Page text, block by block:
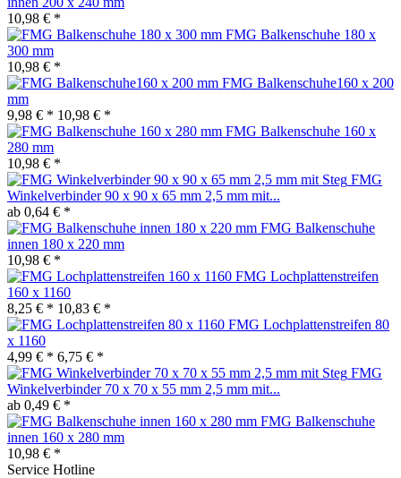
10,98 € *
FMG Balkenschuhe 180 x
300 mm
10,98 € *
FMG Balkenschuhe160 x 200
mm
9,98 € * 10,98 € *
FMG Balkenschuhe 160 x
280 mm
10,98 € *
FMG
Winkelverbinder 90 x 90 x 65 mm 2,5 mm mit...
ab 0,64 € *
FMG Balkenschuhe
innen 180 x 220 mm
10,98 € *
FMG Lochplattenstreifen
160 x 1160
8,25 € * 10,83 € *
FMG Lochplattenstreifen 80
x 1160
4,99 € * 6,75 € *
FMG
Winkelverbinder 70 x 70 x 55 mm 2,5 mm mit...
ab 0,49 € *
FMG Balkenschuhe
innen 160 x 280 mm
10,98 € *
Service Hotline